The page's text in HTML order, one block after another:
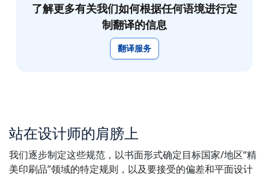
了解更多有关我们如何根据任何语境进行定
制翻译的信息
翻译服务
站在设计师的肩膀上
我们逐步制定这些规范，以书面形式确定目标国家/地区“精
美印刷品”领域的特定规则，以及要接受的偏差和平面设计